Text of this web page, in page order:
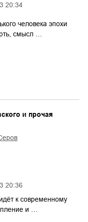
20:34
человека эпохи
смысл …
20:36
и прочая
к современному
и …